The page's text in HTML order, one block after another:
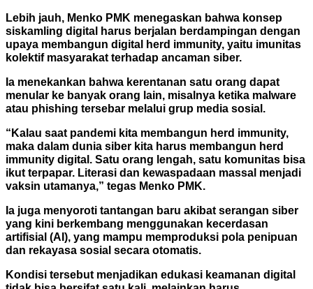
Lebih jauh, Menko PMK menegaskan bahwa konsep
siskamling digital harus berjalan berdampingan dengan
upaya membangun digital herd immunity, yaitu imunitas
kolektif masyarakat terhadap ancaman siber.
Ia menekankan bahwa kerentanan satu orang dapat
menular ke banyak orang lain, misalnya ketika malware
atau phishing tersebar melalui grup media sosial.
“Kalau saat pandemi kita membangun herd immunity,
maka dalam dunia siber kita harus membangun herd
immunity digital. Satu orang lengah, satu komunitas bisa
ikut terpapar. Literasi dan kewaspadaan massal menjadi
vaksin utamanya,” tegas Menko PMK.
Ia juga menyoroti tantangan baru akibat serangan siber
yang kini berkembang menggunakan kecerdasan
artifisial (AI), yang mampu memproduksi pola penipuan
dan rekayasa sosial secara otomatis.
Kondisi tersebut menjadikan edukasi keamanan digital